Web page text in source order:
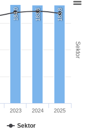
Sektor
184,0 183,6 183,8
Sektor
2023 2024 2025